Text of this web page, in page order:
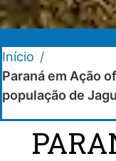
Início /
Paraná em Ação
população de